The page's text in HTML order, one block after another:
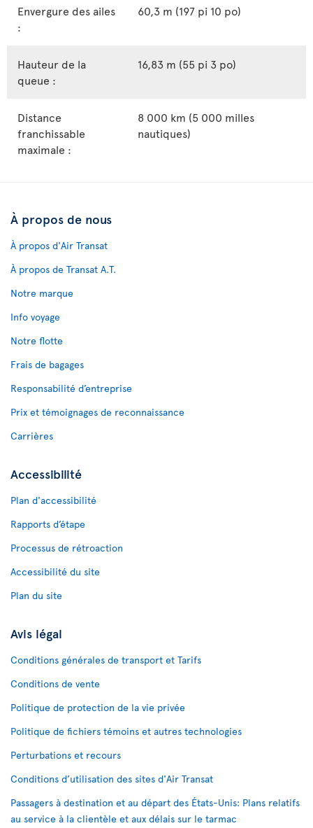
Envergure des ailes
:
60,3 m (197 pi 10 po)
Hauteur de la
queue :
16,83 m (55 pi 3 po)
Distance
franchissable
maximale :
8 000 km (5 000 milles
nautiques)
À propos de nous
À propos d'Air Transat
À propos de Transat A.T.
Notre marque
Info voyage
Notre flotte
Frais de bagages
Responsabilité d’entreprise
Prix et témoignages de reconnaissance
Carrières
Accessibilité
Plan d'accessibilité
Rapports d’étape
Processus de rétroaction
Accessibilité du site
Plan du site
Avis légal
Conditions générales de transport et Tarifs
Conditions de vente
Politique de protection de la vie privée
Politique de fichiers témoins et autres technologies
Perturbations et recours
Conditions d’utilisation des sites d'Air Transat
Passagers à destination et au départ des États-Unis: Plans relatifs
au service à la clientèle et aux délais sur le tarmac